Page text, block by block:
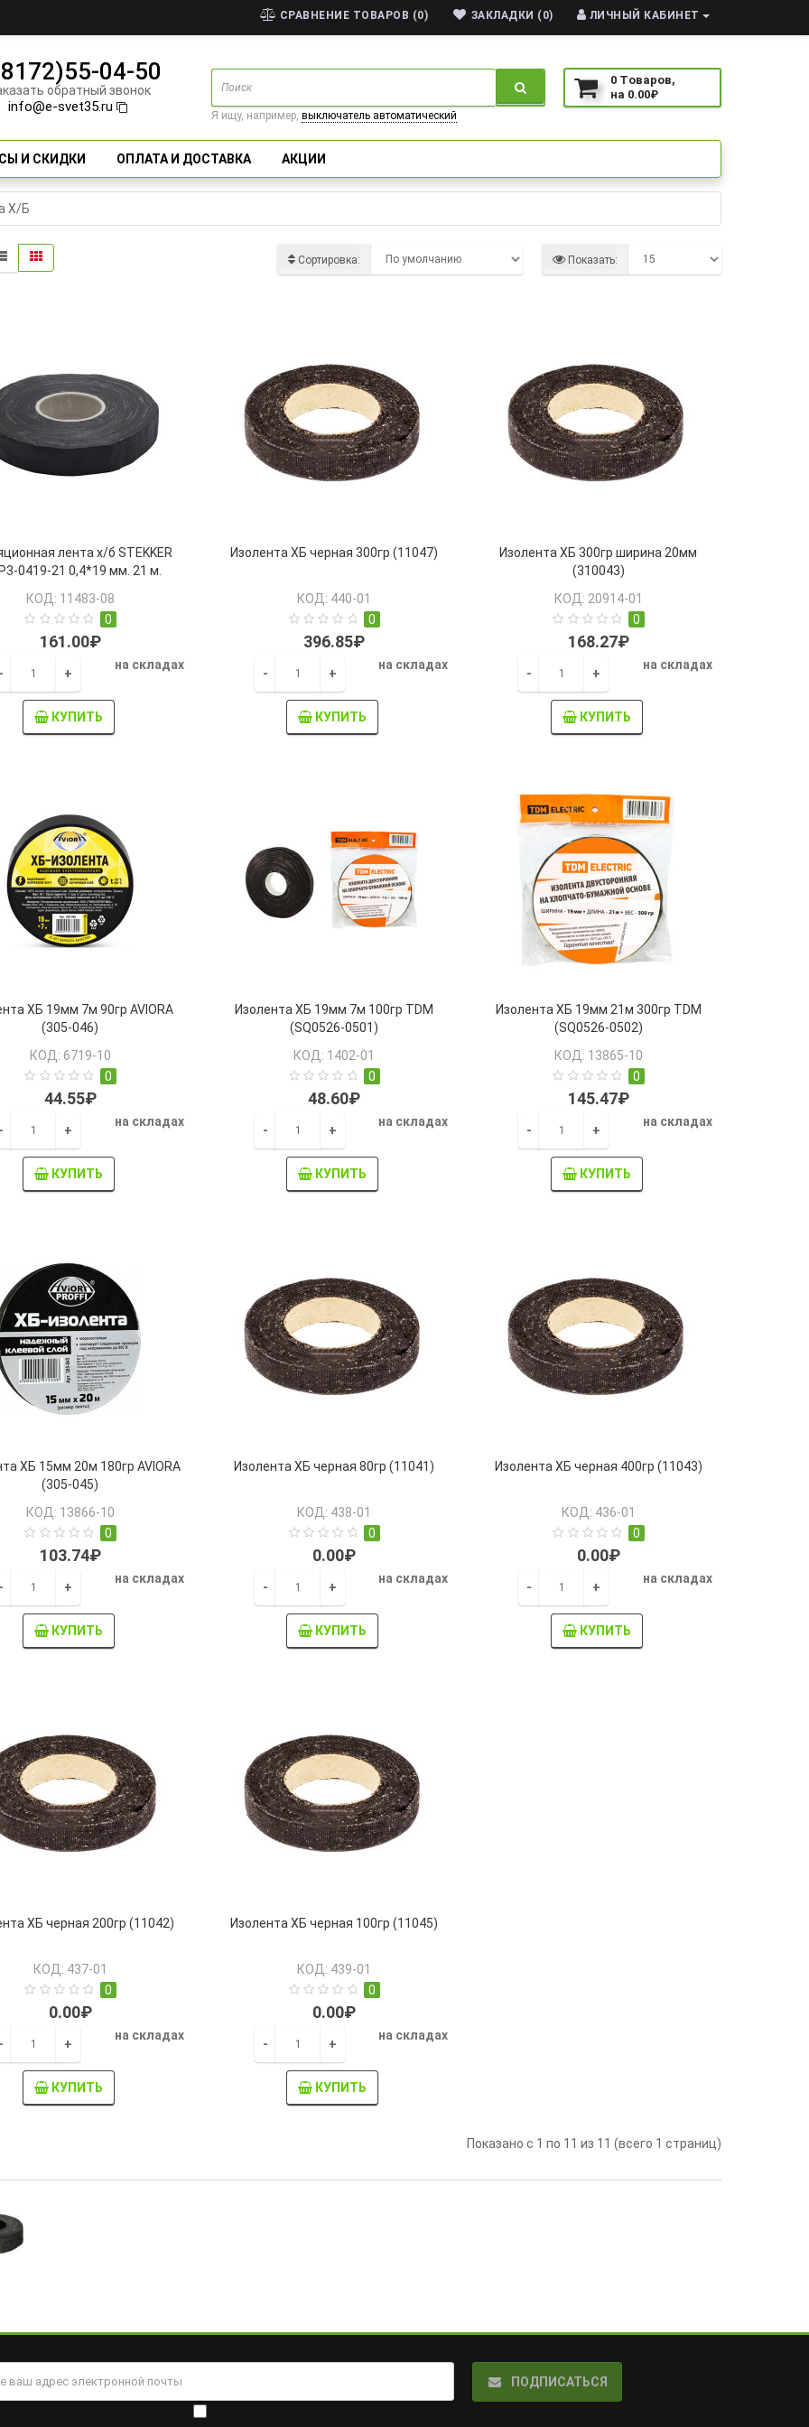
ЛИЧНЫЙ КАБИНЕТ
ЗАКЛАДКИ (0)
СРАВНЕНИЕ ТОВАРОВ (0)
04-50
обратный звонок
info@e-svet35.ru
0 Tоваров,
на 0.00₽
Я ищу, например, выключатель автоматический
И СКИДКИ ОПЛАТА И ДОСТАВКА АКЦИИ
Х/Б
Сортировка: Показать:
лента х/б STEKKER
0419-21 0,4*19 мм. 21 м.
КОД: 11483-08
0
161.00₽
+
на складах
КУПИТЬ
Изолента ХБ черная 300гр (11047)
КОД: 440-01
0
396.85₽
- +
на складах
КУПИТЬ
Изолента ХБ 300гр ширина 20мм
(310043)
КОД: 20914-01
0
168.27₽
- +
на складах
КУПИТЬ
ХБ 19мм 7м 90гр AVIORA
(305-046)
КОД: 6719-10
0
44.55₽
+
на складах
КУПИТЬ
Изолента ХБ 19мм 7м 100гр TDM
(SQ0526-0501)
КОД: 1402-01
0
48.60₽
- +
на складах
КУПИТЬ
Изолента ХБ 19мм 21м 300гр TDM
(SQ0526-0502)
КОД: 13865-10
0
145.47₽
- +
на складах
КУПИТЬ
ХБ 15мм 20м 180гр AVIORA
(305-045)
КОД: 13866-10
0
103.74₽
+
на складах
КУПИТЬ
Изолента ХБ черная 80гр (11041)
КОД: 438-01
0
0.00₽
- +
на складах
КУПИТЬ
Изолента ХБ черная 400гр (11043)
КОД: 436-01
0
0.00₽
- +
на складах
КУПИТЬ
ХБ черная 200гр (11042)
КОД: 437-01
0
0.00₽
+
на складах
КУПИТЬ
Изолента ХБ черная 100гр (11045)
КОД: 439-01
0
0.00₽
- +
на складах
КУПИТЬ
Показано с 1 по 11 из 11 (всего 1 страниц)
ПОДПИСАТЬСЯ